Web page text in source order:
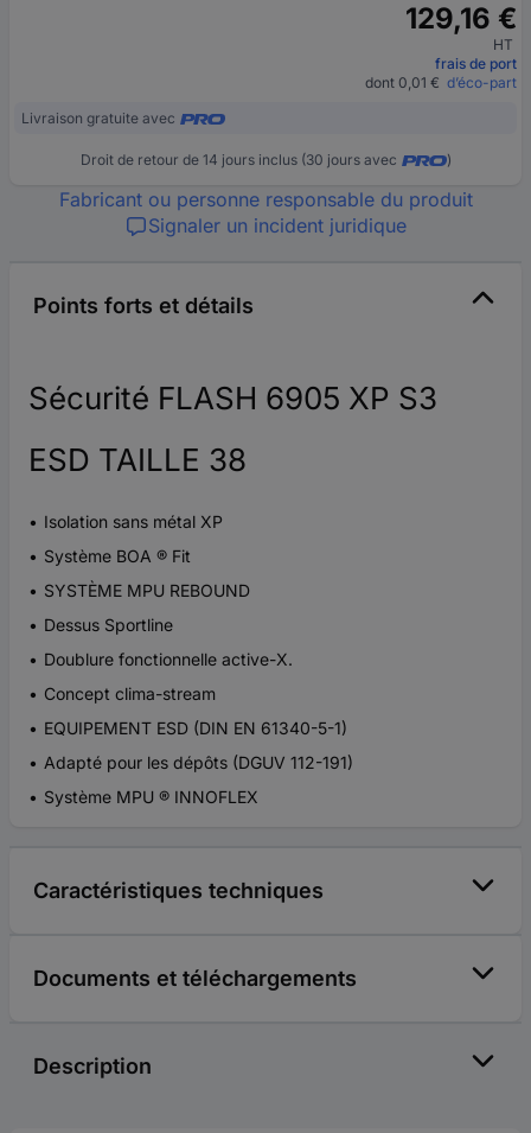
129,16 €
HT
frais de port
dont 0,01 € d’éco-part
Livraison gratuite avec
Droit de retour de 14 jours inclus (30 jours avec )
Fabricant ou personne responsable du produit
Signaler un incident juridique
Points forts et détails
Sécurité FLASH 6905 XP S3
ESD TAILLE 38
Isolation sans métal XP
Système BOA ® Fit
SYSTÈME MPU REBOUND
Dessus Sportline
Doublure fonctionnelle active-X.
Concept clima-stream
EQUIPEMENT ESD (DIN EN 61340-5-1)
Adapté pour les dépôts (DGUV 112-191)
Système MPU ® INNOFLEX
Caractéristiques techniques
Documents et téléchargements
Description